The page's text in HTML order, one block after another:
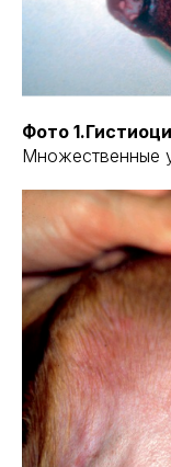
Фото
Множественные